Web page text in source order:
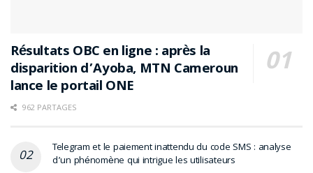
Résultats OBC en ligne : après la
disparition d’Ayoba, MTN Cameroun
lance le portail ONE
962 PARTAGES
Telegram et le paiement inattendu du code SMS : analyse
d’un phénomène qui intrigue les utilisateurs